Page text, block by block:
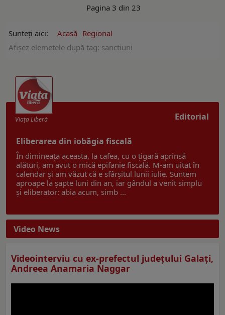
Pagina 3 din 23
Sunteți aici: Acasă Regional
Afişez elemetele după tag: sanctiuni
Editorial
Viaţa Liberă
Eliberarea din iobăgia fiscală
În dimineața aceasta, la cafea, cu o țigară aprinsă
alături, am avut o mică epifanie fiscală. M-am uitat în
calendar și am văzut că e sfârșitul lunii iulie. Suntem
aproape la șapte luni din an, iar gândul a venit simplu
și eliberator: abia acum, simb ...
Video News
Videointerviu cu ex-prefectul judeţului Galaţi,
Andreea Anamaria Naggar